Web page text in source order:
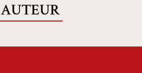
AUTEUR